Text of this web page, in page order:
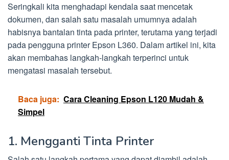
Seringkali kita menghadapi kendala saat mencetak
dokumen, dan salah satu masalah umumnya adalah
habisnya bantalan tinta pada printer, terutama yang terjadi
pada pengguna printer Epson L360. Dalam artikel ini, kita
akan membahas langkah-langkah terperinci untuk
mengatasi masalah tersebut.
Baca juga: Cara Cleaning Epson L120 Mudah &
Simpel
1. Mengganti Tinta Printer